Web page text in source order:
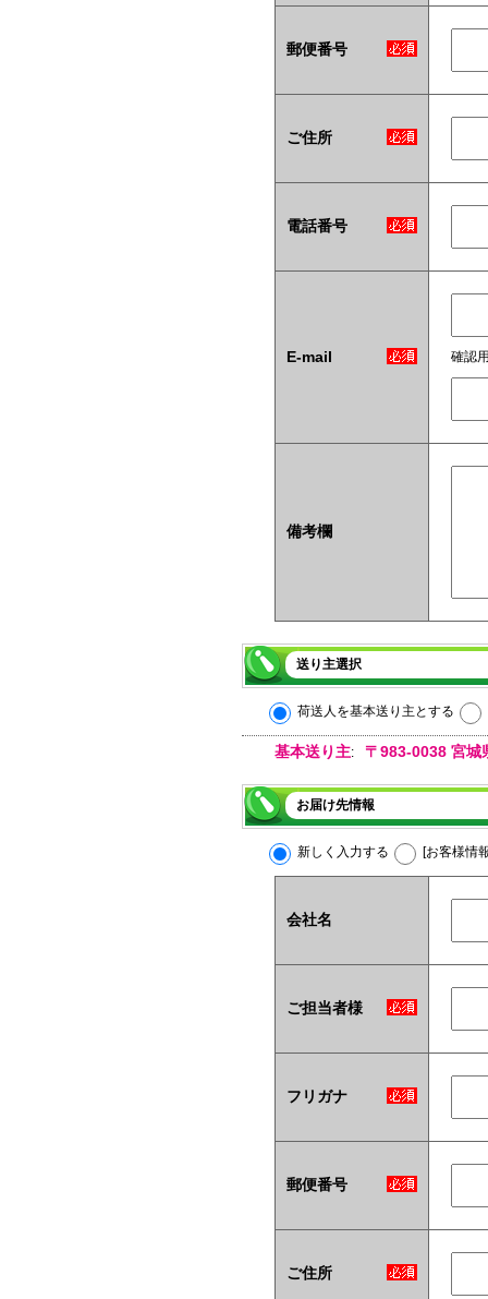
郵便番号
ご住所
電話番号
E-mail 確認
備考欄
送り主選択
荷送人を基本送り主とする
基本送り主: 〒983-0038 宮城
お届け先情報
新しく入力する [お客様情
会社名
ご担当者様
フリガナ
郵便番号
ご住所